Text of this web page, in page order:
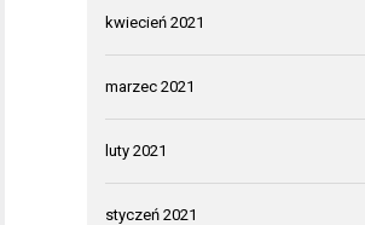
kwiecień 2021
marzec 2021
luty 2021
styczeń 2021